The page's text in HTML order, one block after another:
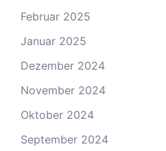
Februar 2025
Januar 2025
Dezember 2024
November 2024
Oktober 2024
September 2024